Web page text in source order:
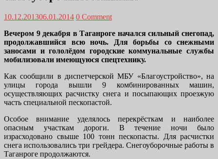
10.12.201306.01.2014 0 Comment
Вечером 9 декабря в Таганроге начался сильный снегопад,
продолжавшийся всю ночь. Для борьбы со снежными
заносами и гололёдом городские коммунальные службы
мобилизовали имеющуюся спецтехнику.
Как сообщили в диспетчерской МБУ «Благоустройство», на
улицы города вышли 9 комбинированных машин,
осуществляющих расчистку снега и посыпающих проезжую
часть специальной пескопастой.
Особое внимание уделялось перекрёсткам и наиболее
опасным участкам дороги. В течение ночи было
израсходовано свыше 100 тонн пескопасты. Для расчистки
снега использовались три грейдера. Снегоуборочные работы в
Таганроге продолжаются.